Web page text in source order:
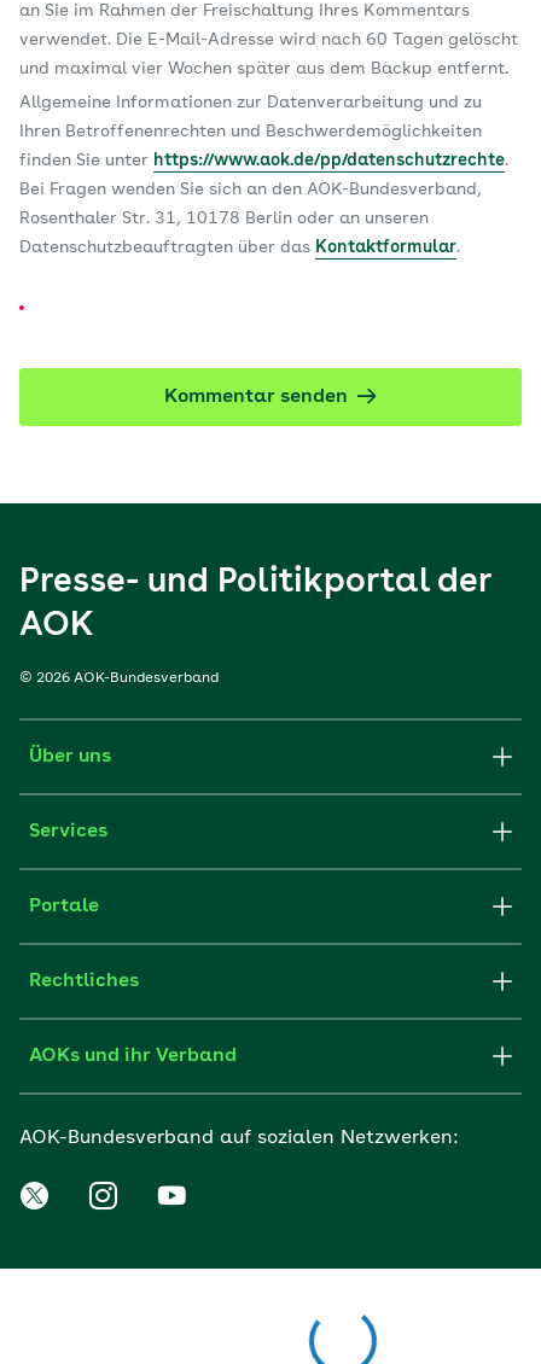
an Sie im Rahmen der Freischaltung Ihres Kommentars
verwendet. Die E-Mail-Adresse wird nach 60 Tagen gelöscht
und maximal vier Wochen später aus dem Backup entfernt.
Allgemeine Informationen zur Datenverarbeitung und zu
Ihren Betroffenenrechten und Beschwerdemöglichkeiten
finden Sie unter https://www.aok.de/pp/datenschutzrechte.
Bei Fragen wenden Sie sich an den AOK-Bundesverband,
Rosenthaler Str. 31, 10178 Berlin oder an unseren
Datenschutzbeauftragten über das Kontaktformular.
Kommentar senden
Presse- und Politikportal der
AOK
© 2026 AOK-Bundesverband
Über uns
Services
Portale
Rechtliches
AOKs und ihr Verband
AOK-Bundesverband auf sozialen Netzwerken: